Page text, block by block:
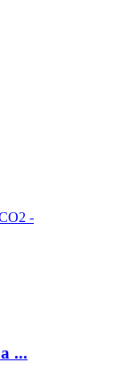
...